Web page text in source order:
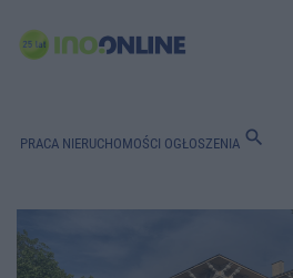
PRACA NIERUCHOMOŚCI OGŁOSZENIA search